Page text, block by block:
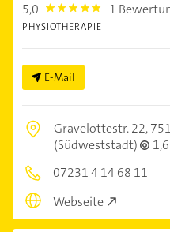
5,0 5.0 1
PHYSIOTHERAPIE
E-Mail
Gravelottestr. 22,
(Südweststadt)
07231 4 14 68 11
Webseite